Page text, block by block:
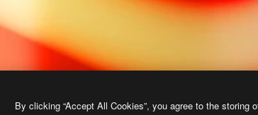
By clicking “Accept All Cookies”, you agree to the storing